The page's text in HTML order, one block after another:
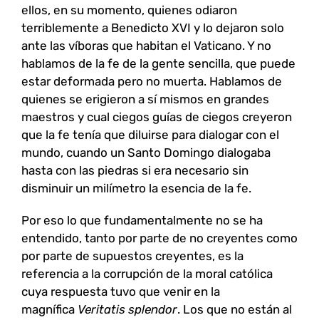
ellos, en su momento, quienes odiaron
terriblemente a Benedicto XVI y lo dejaron solo
ante las víboras que habitan el Vaticano. Y no
hablamos de la fe de la gente sencilla, que puede
estar deformada pero no muerta. Hablamos de
quienes se erigieron a sí mismos en grandes
maestros y cual ciegos guías de ciegos creyeron
que la fe tenía que diluirse para dialogar con el
mundo, cuando un Santo Domingo dialogaba
hasta con las piedras si era necesario sin
disminuir un milímetro la esencia de la fe.
Por eso lo que fundamentalmente no se ha
entendido, tanto por parte de no creyentes como
por parte de supuestos creyentes, es la
referencia a la corrupción de la moral católica
cuya respuesta tuvo que venir en la
magnífica Veritatis splendor. Los que no están al